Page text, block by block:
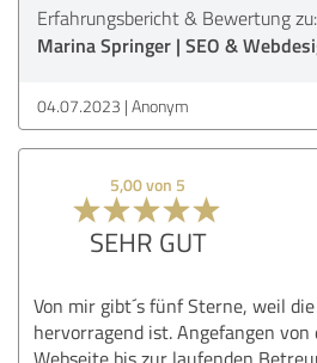
Erfahrungsbericht & Bewertung zu:
Marina Springer | SEO &
04.07.2023 Anonym
5,00 von 5
SEHR GUT
Von mir gibt´s fünf Sterne, weil
hervorragend ist. Angefangen